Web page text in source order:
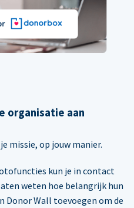
organisatie aan
missie, op jouw manier.
kun je in contact
weten hoe belangrijk hun
Donor Wall toevoegen om de